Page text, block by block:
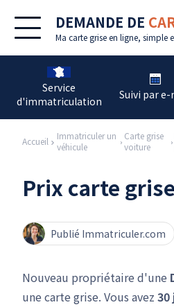
DEMANDE DE
Ma carte grise en ligne, simple
Service
d'immatriculation
Suivi par
Accueil
Immatriculer un
véhicule
Carte grise
voiture
Prix carte
Publié Immatriculer.com
Nouveau propriétaire d'une
une carte grise. Vous avez 30